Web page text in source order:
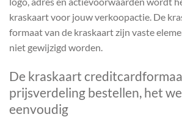
kraskaart voor jouw verkoopactie. De
formaat van de kraskaart zijn vaste
niet gewijzigd worden.
De kraskaart
prijsverdeling bestellen, het
eenvoudig